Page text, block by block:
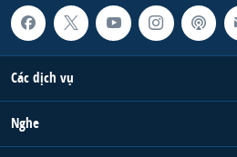
Các dịch vụ
Nghe